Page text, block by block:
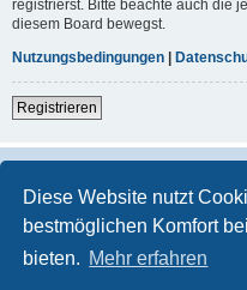
Diese Website nutzt
bestmöglichen Komfort
bieten. Mehr erfahren
registrierst. Bitte beachte auch die
diesem Board bewegst.
Nutzungsbedingungen |
Registrieren